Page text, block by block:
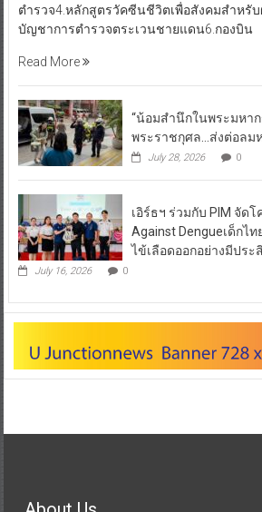
กรกฎาคม 2569 หลักสูตรวัคซีนชีวิตเพื่อสังค
3 ของสมาคมตำรวจได้ร่วมกับหน่วยงานราช
ตำรวจ4.หลักสูตรวัคซีนชีวิตเพื่อสังคมสำหรับ
บัญชาการตำรวจตระเวนชายแดน6.กองบิน
Read More
July 28, 2026 0
ไข้เลือดออกอย่างมีประ